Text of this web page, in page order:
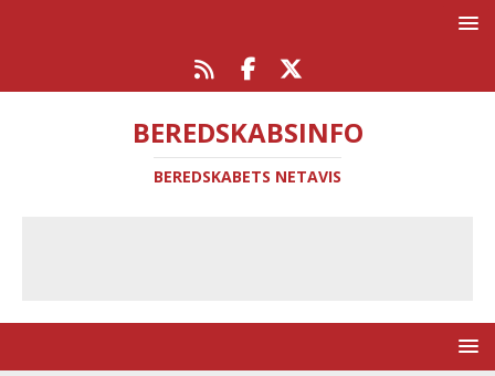
BEREDSKABSINFO
BEREDSKABETS NETAVIS